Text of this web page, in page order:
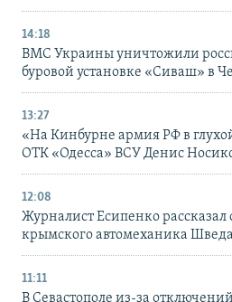
14:18
ВМС Украины уничтожили
буровой установке «Сиваш» в
13:27
«На Кинбурне армия РФ в
ОТК «Одесса» ВСУ Денис
12:08
Журналист Есипенко рассказал
крымского автомеханика Шведа
11:11
В Севастополе из-за